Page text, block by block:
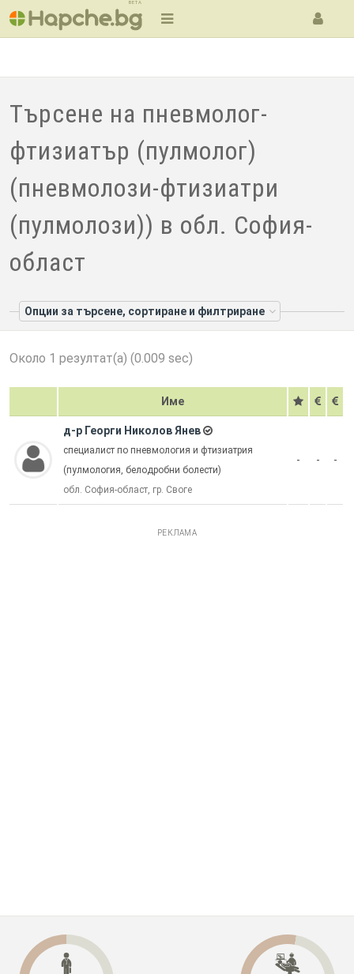
BETA
Търсене на пневмолог-
фтизиатър (пулмолог)
(пневмолози-фтизиатри
(пулмолози)) в обл. София-
област
Опции за търсене, сортиране и филтриране
Около 1 резултат(а) (0.009 sec)
Име
д-р Георги Николов Янев
специалист по пневмология и фтизиатрия
(пулмология, белодробни болести)
обл. София-област, гр. Своге
- - -
РЕКЛАМА